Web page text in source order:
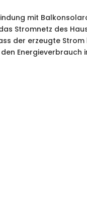
mit
Stromnetz des
der erzeugte